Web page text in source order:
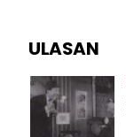
ULASAN